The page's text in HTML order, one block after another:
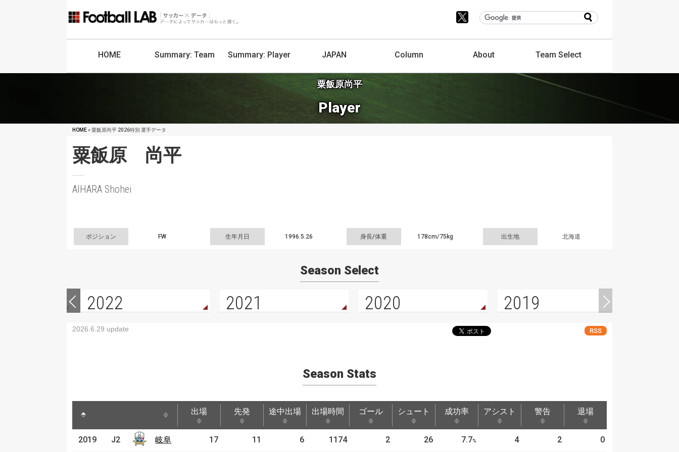
HOME Summary: Team Summary: Player JAPAN Column About TeamSelect
粟飯原尚平
Player
HOME» 粟飯原尚平 2026特別 選手データ
粟飯原 尚平
AIHARA Shohei
ポジション FW 生年月日 1996.5.26 身長/体重 178cm/75kg 出生地 北海道
Season Select
2022 2021 2020 2019
2026.6.29 update RSS
Season Stats
出場 先発 途中出場 出場時間 ゴール シュート 成功率 アシスト 警告 退場
途中出場 出場時間 シュート 成功率
2019 岐阜 17 11 6 1174 2 26 7.7% 4 2 0
2019 J2 岐阜